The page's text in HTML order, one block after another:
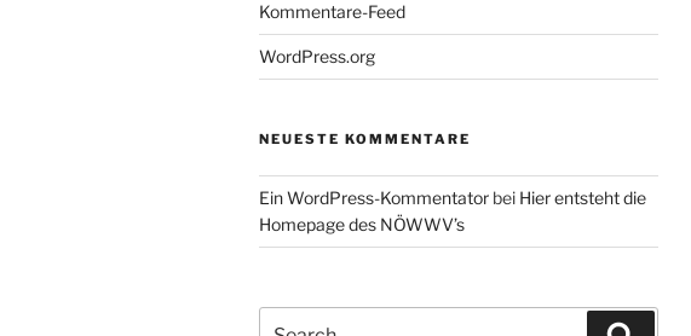
Kommentare-Feed
WordPress.org
NEUESTE KOMMENTARE
Ein WordPress-Kommentator bei Hier entsteht die
Homepage des NÖWWV’s